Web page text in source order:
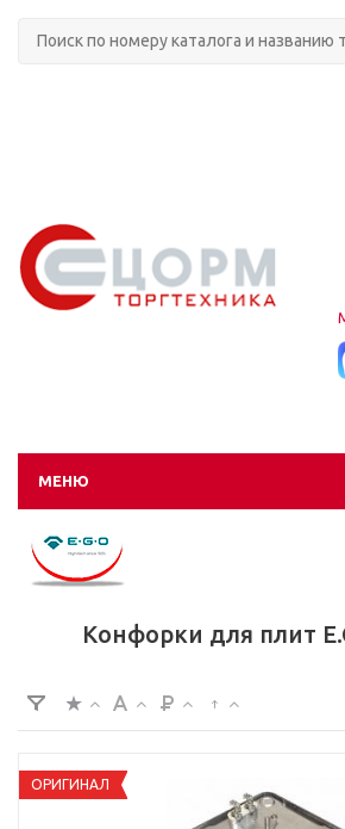
МЕНЮ
Конфорки для плит
ОРИГИНАЛ